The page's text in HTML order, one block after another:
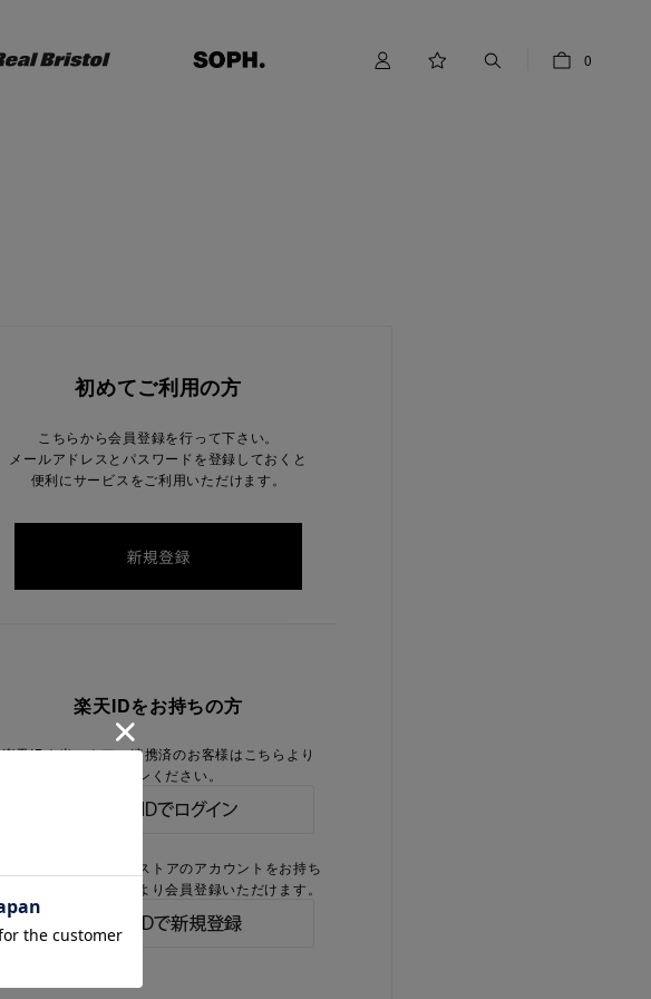
0
初めてご利用の方
こちらから会員登録を行って下さい。
メールアドレスとパスワードを登録しておくと
便利にサービスをご利用いただけます。
楽天IDをお持ちの方
楽天IDを当ストアに連携済のお客様はこちらより
ログインください。
楽天IDをお持ちで、当ストアのアカウントをお持ち
でないお客様はこちらより会員登録いただけます。